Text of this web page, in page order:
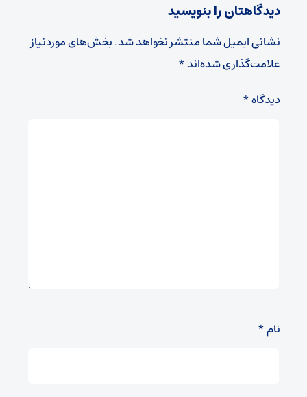
دیدگاهتان را بنویسید
نشانی ایمیل شما منتشر نخواهد شد.بخش‌های موردنیاز
علامت‌گذاری شده‌اند*
دیدگاه*
نام*